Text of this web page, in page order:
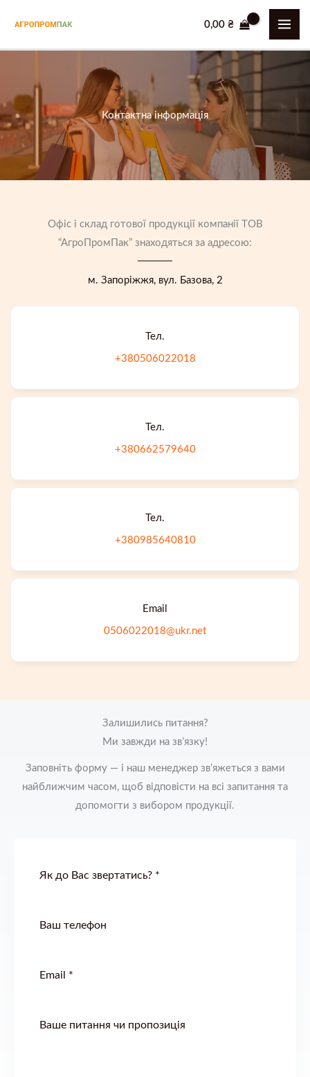
вмісту
0,00₴
Контактна інформація
Офіс і склад готової продукції компанії ТОВ
“АгроПромПак” знаходяться за адресою:
м. Запоріжжя, вул. Базова, 2
Тел.
+380506022018
Тел.
+380662579640
Тел.
+380985640810
Email
0506022018@ukr.net
Залишились питання?
Ми завжди на зв’язку!
Заповніть форму — і наш менеджер зв’яжеться з вами
найближчим часом, щоб відповісти на всі запитання та
допомогти з вибором продукції.